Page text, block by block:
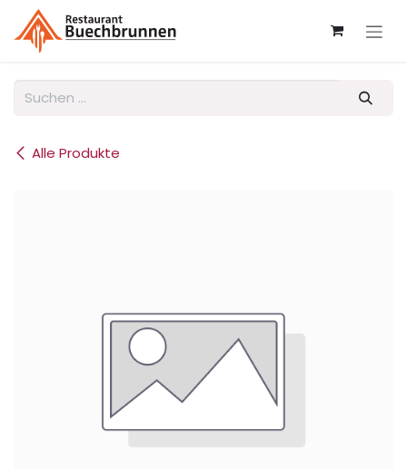
Zum Inhalt springen
Alle Produkte